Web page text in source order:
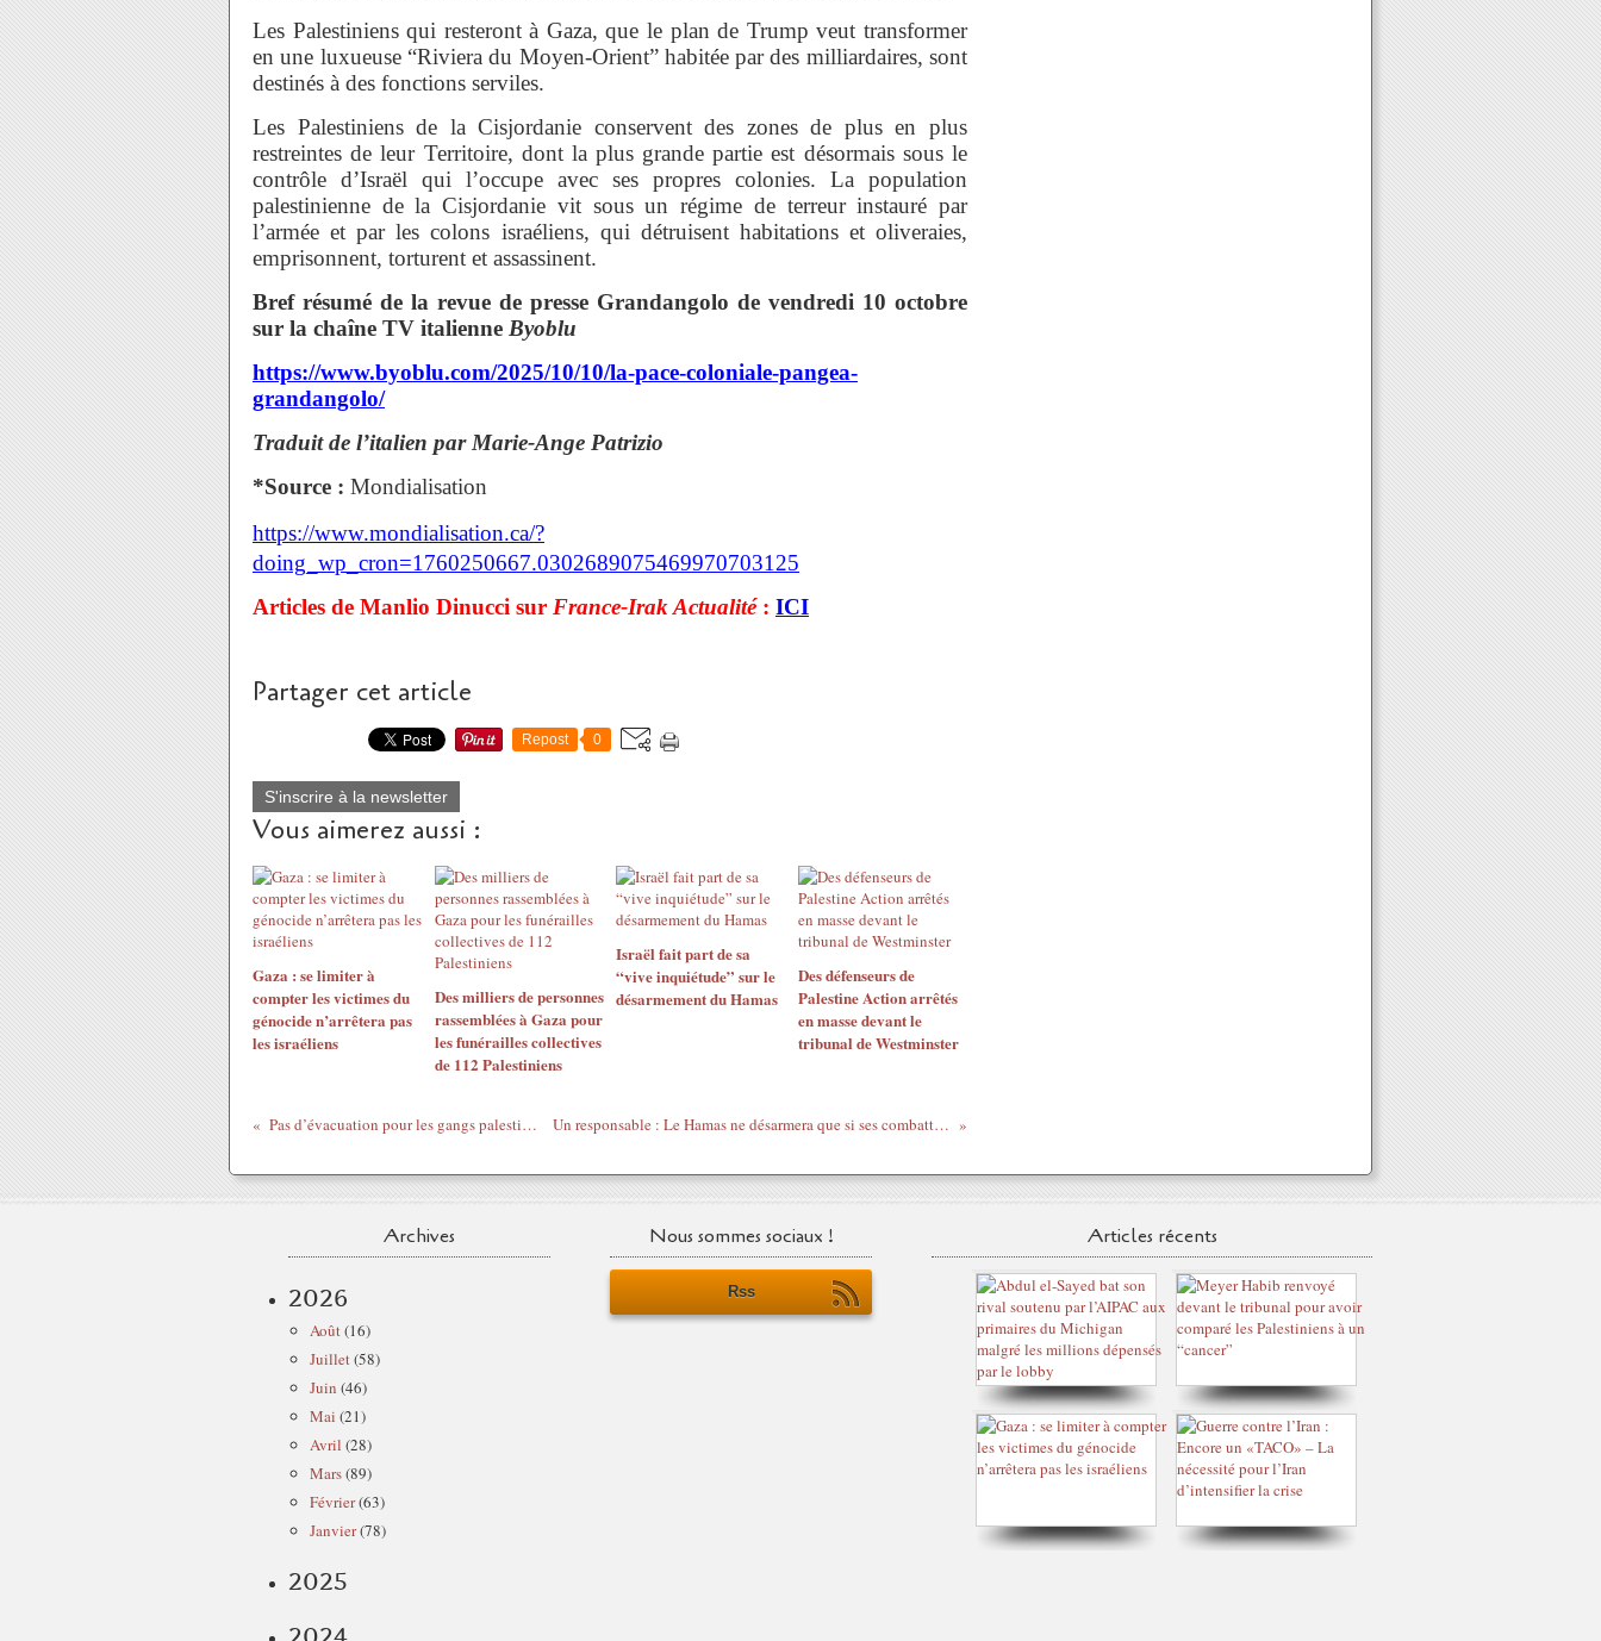
Les Palestiniens qui resteront à Gaza, que le plan de Trump veut transformer
en une luxueuse “Riviera du Moyen-Orient” habitée par des milliardaires, sont
destinés à des fonctions serviles.
Les Palestiniens de la Cisjordanie conservent des zones de plus en plus
restreintes de leur Territoire, dont la plus grande partie est désormais sous le
contrôle d’Israël qui l’occupe avec ses propres colonies. La population
palestinienne de la Cisjordanie vit sous un régime de terreur instauré par
l’armée et par les colons israéliens, qui détruisent habitations et oliveraies,
emprisonnent, torturent et assassinent.
Bref résumé de la revue de presse Grandangolo de vendredi 10 octobre
sur la chaîne TV italienne Byoblu
https://www.byoblu.com/2025/10/10/la-pace-coloniale-pangea-
grandangolo/
Traduit de l’italien par Marie-Ange Patrizio
*Source : Mondialisation
https://www.mondialisation.ca/?
doing_wp_cron=1760250667.0302689075469970703125
Articles de Manlio Dinucci sur France-Irak Actualité: ICI
Partager cet article
Repost 0
S'inscrire à la newsletter
Vous aimerez aussi :
Gaza : se limiter à
compter les victimes du
génocide n’arrêtera pas
les israéliens
Des milliers de personnes
rassemblées à Gaza pour
les funérailles collectives
de 112 Palestiniens
Israël fait part de sa
“vive inquiétude” sur le
désarmement du Hamas
Des défenseurs de
Palestine Action arrêtés
en masse devant le
tribunal de Westminster
Pas d’évacuation pour les gangs palestiniens collaborant avec Israël à Gaza Un responsable : Le Hamas ne désarmera que si ses combattants sont intégrés à l’Armée nationale palestinienne
Archives
2026
Août(16)
Juillet(58)
Juin (46)
Mai (21)
Avril (28)
Mars(89)
Février(63)
Janvier(78)
2025
Nous sommes sociaux !
Rss
Articles récents